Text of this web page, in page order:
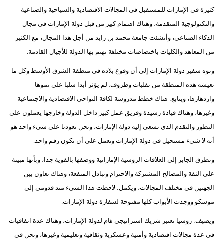
كثيرة في الإمارات للمستقبل في المجالات الاقتصادية والسياحية والصناعية
والتكنولوجية المتقدمة، وهناك اهتمام كبير من قبل دولة الإمارات في مجال
الذكاء الصناعي، وأنشئت جامعة محمد بن زايد من أجل هذا المجال، مع الكثير
من المعاهد والكليات باختصاصات مختلفة تهتم بها الدولة للأجيال القادمة.
ونوه سفير دولة الإمارات إلى أن وقوع بلاده في منطقة الشرق الأوسط وكل ما
تعيشه هذه المنطقة من تقلبات وظروف، لم يؤثر أبدا سلبا على نموها
وازدهارها، ويتابع: هناك خطط مدروسة لكافة النواحي الاقتصادية والاجتماعية
وغيرها، وهناك قيادة رشيدة وفريق عمل كبير داخل الدولة وخارجها يعملون على
التطور والتقدم الذي تسعى إليه دولة الإمارات، ونحن تعودنا على شيء واحد هو
أنه لا شيء مستحيل في دولة الإمارات ونعمل على أن نكون رقم واحد.
وتطرق الجابر إلى العلاقات الروسية الإماراتية ووصفها بالقوية جدا، وبأنها مبينة
على الثقة والمصالح المشتركة والاحترام وتبادل المنفعة، وهناك تعاون بين
الجهتين في مختلف المجالات، ويكمل: لاحظت هذا الشيء منذ قدومي إلى
موسكو ووجدت الأبواب كلها مفتوحة لسفارة دولة الإمارات.
ويضيف: روسيا تعتبر شريك استراتيجي هام لدولة الإمارات، وهناك عدة اتفاقيات
في عدة مجالات اقتصادية وأمنية وعسكرية وثقافية وتعليمية وغيرها، ونحن في